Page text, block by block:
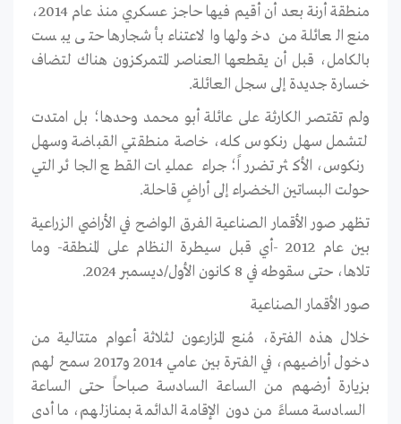
منطقة أرنة بعد أن أقيم فيها حاجز عسكري منذ عام 2014،
منع العائلة من دخولها والاعتناء بأشجارها حتى يبست
بالكامل، قبل أن يقطعها العناصر المتمركزون هناك لتضاف
خسارة جديدة إلى سجل العائلة.
ولم تقتصر الكارثة على عائلة أبو محمد وحدها؛ بل امتدت
لتشمل سهل رنكوس كله، خاصة منطقتي القباضة وسهل
رنكوس، الأكثر تضرراً؛ جراء عمليات القطع الجائر التي
حولت البساتين الخضراء إلى أراضٍ قاحلة.
تظهر صور الأقمار الصناعية الفرق الواضح في الأراضي الزراعية
بين عام 2012 -أي قبل سيطرة النظام على المنطقة- وما
تلاها، حتى سقوطه في 8 كانون الأول/ديسمبر 2024.
صور الأقمار الصناعية
خلال هذه الفترة، مُنع المزارعون لثلاثة أعوام متتالية من
دخول أراضيهم، في الفترة بين عامي 2014 و2017 سمح لهم
بزيارة أرضهم من الساعة السادسة صباحاً حتى الساعة
السادسة مساءً من دون الإقامة الدائمة بمنازلهم، ما أدى